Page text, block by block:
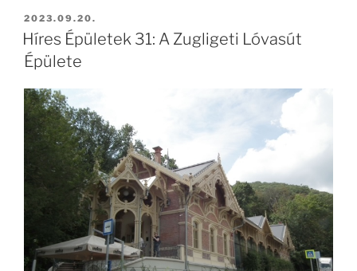
2023.09.20.
Híres Épületek 31: A Zugligeti Lóvasút
Épülete